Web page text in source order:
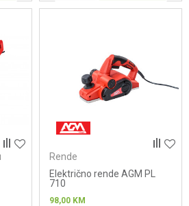
Rende
Električno rende AGM PL
710
98,00 KM